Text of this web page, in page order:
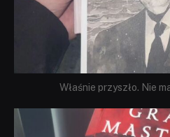
Właśnie przyszło. Nie
Sie